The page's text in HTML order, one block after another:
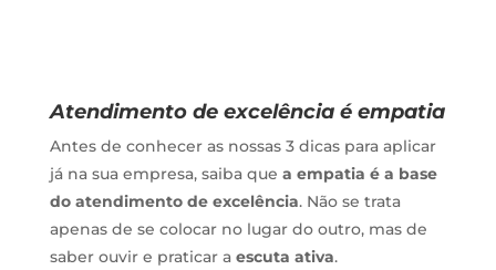
Atendimento de excelência é empatia
Antes de conhecer as nossas 3 dicas para aplicar
já na sua empresa, saiba que a empatia é a base
do atendimento de excelência. Não se trata
apenas de se colocar no lugar do outro, mas de
saber ouvir e praticar aescuta ativa.